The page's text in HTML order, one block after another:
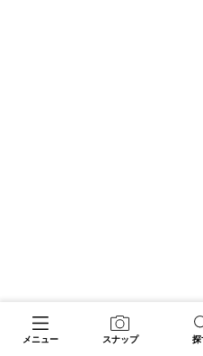
メニュー スナップ 探